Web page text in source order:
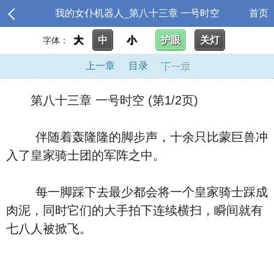
我的女仆机器人_第八十三章 一号时空 首页
字体： 大 中 小 护眼 关灯
上一章 目录 下一章
第八十三章 一号时空 (第1/2页)
伴随着轰隆隆的脚步声，十余只比蒙巨兽冲
入了皇家骑士团的军阵之中。
每一脚踩下去最少都会将一个皇家骑士踩成
肉泥，同时它们的大手拍下连续横扫，瞬间就有
七八人被掀飞。